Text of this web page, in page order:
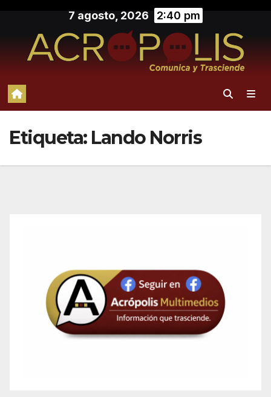
contenido
7 agosto, 2026 2:40 pm
Etiqueta: Lando Norris